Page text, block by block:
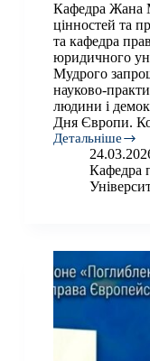
Кафедра Жана
цінностей та
та кафедра
юридичного
Мудрого
науково-
людини і
Дня Європи.
Детальніше
Науково-
практична
конференція
«Права
Кафедра